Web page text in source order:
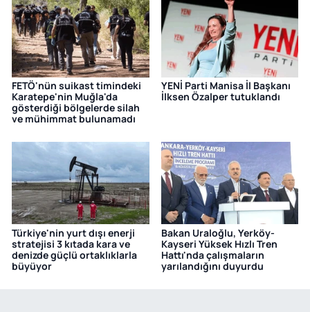
FETÖ'nün suikast timindeki
Karatepe'nin Muğla'da
gösterdiği bölgelerde silah
ve mühimmat bulunamadı
YENİ Parti Manisa İl Başkanı
İlksen Özalper tutuklandı
Türkiye'nin yurt dışı enerji
stratejisi 3 kıtada kara ve
denizde güçlü ortaklıklarla
büyüyor
Bakan Uraloğlu, Yerköy-
Kayseri Yüksek Hızlı Tren
Hattı'nda çalışmaların
yarılandığını duyurdu